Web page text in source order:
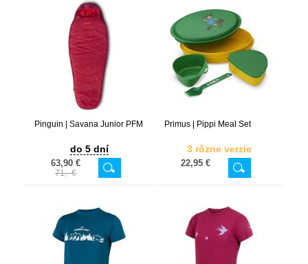
Pinguin | Savana Junior PFM
do 5 dní
63,90 €
71,- €
Primus | Pippi Meal Set
3 rôzne verzie
22,95 €